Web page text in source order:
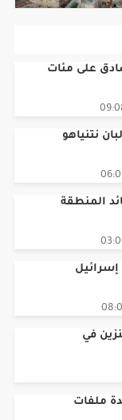
على مئات
نتنياهو
المنطقة
إسرائيل
في
ملفات